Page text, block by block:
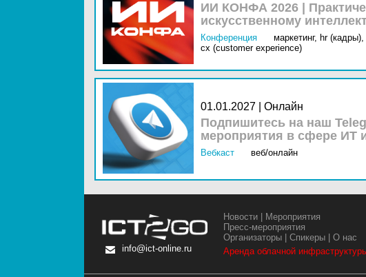
ИИ КОНФА 2026 |
искусственному
Конференция маркетинг, hr (кадры),
cx (customer experience)
01.01.2027 | Онлайн
Подпишитесь на наш
мероприятия в сфере ИТ
Вебкаст
веб/онлайн
info@ict-online.ru
Новости
Мероприятия
Пресс-мероприятия
Организаторы |Спикеры |О нас
Аренда облачной